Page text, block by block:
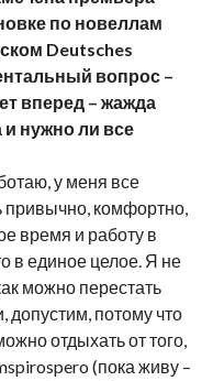
по новеллам
Deutsches
вопрос –
вперед – жажда
и нужно ли все
у меня все
привычно, комфортно,
время и работу в
в единое целое. Я не
можно перестать
допустим, потому что
отдыхать от того,
(пока живу –